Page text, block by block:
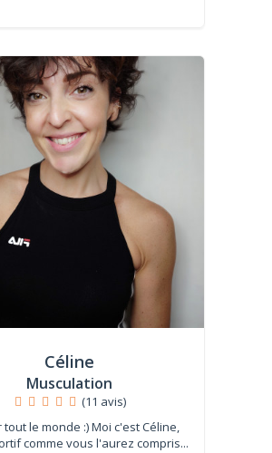
Céline
Musculation
(11 avis)
le monde :) Moi c'est Céline,
comme vous l'aurez compris...